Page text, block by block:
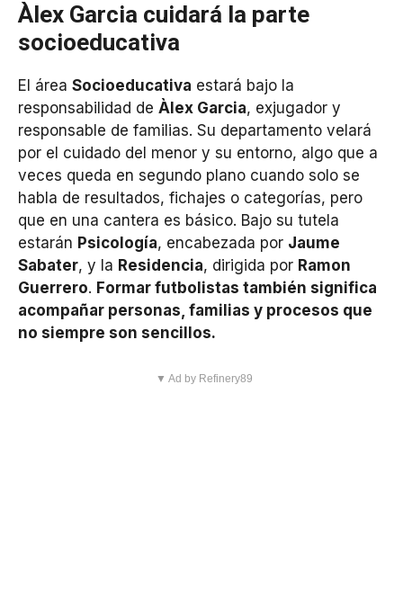
Àlex Garcia cuidará la parte
socioeducativa
El área Socioeducativa estará bajo la
responsabilidad de Àlex Garcia, exjugador y
responsable de familias. Su departamento velará
por el cuidado del menor y su entorno, algo que a
veces queda en segundo plano cuando solo se
habla de resultados, fichajes o categorías, pero
que en una cantera es básico. Bajo su tutela
estarán Psicología, encabezada por Jaume
Sabater, y la Residencia, dirigida por Ramon
Guerrero. Formar futbolistas también significa
acompañar personas, familias y procesos que
no siempre son sencillos.
▼ Ad by Refinery89